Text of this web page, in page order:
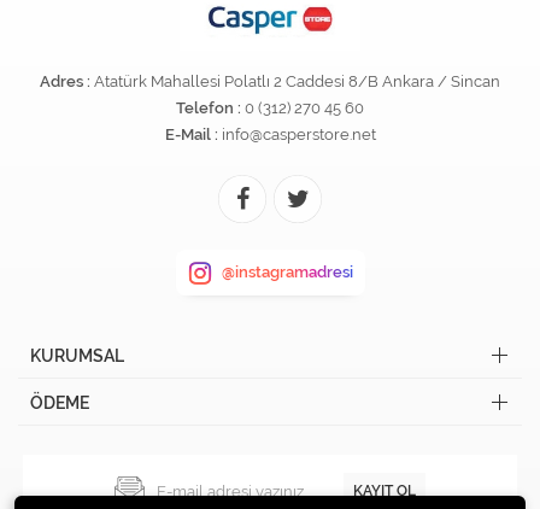
Adres : Atatürk Mahallesi Polatlı 2 Caddesi 8/B Ankara / Sincan
Telefon : 0 (312) 270 45 60
E-Mail : info@casperstore.net
@instagramadresi
KURUMSAL
ÖDEME
KAYIT OL